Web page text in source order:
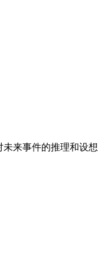
来事件的推理和设